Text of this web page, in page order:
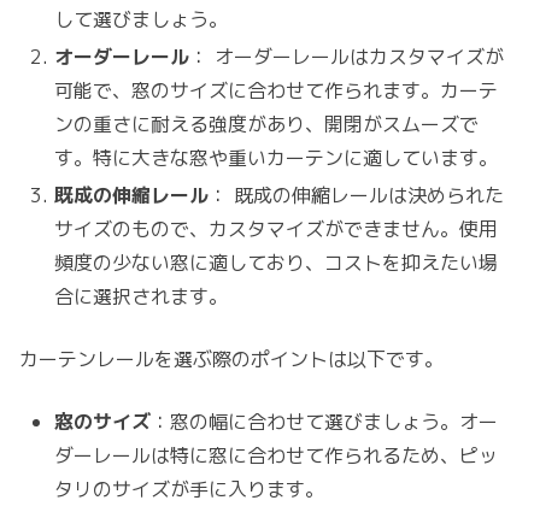
して選びましょう。
オーダーレール ： オーダーレールはカスタマイズが
可能で、窓のサイズに合わせて作られます。カーテ
ンの重さに耐える強度があり、開閉がスムーズで
す。特に大きな窓や重いカーテンに適しています。
既成の伸縮レール ： 既成の伸縮レールは決められた
サイズのもので、カスタマイズができません。使用
頻度の少ない窓に適しており、コストを抑えたい場
合に選択されます。
カーテンレールを選ぶ際のポイントは以下です。
窓のサイズ ：窓の幅に合わせて選びましょう。オー
ダーレールは特に窓に合わせて作られるため、ピッ
タリのサイズが手に入ります。